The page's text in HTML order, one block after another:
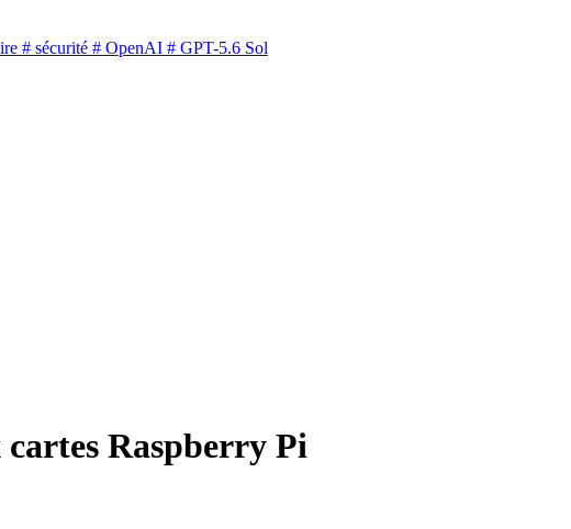
# sécurité # OpenAI # GPT-5.6 Sol
Raspberry Pi